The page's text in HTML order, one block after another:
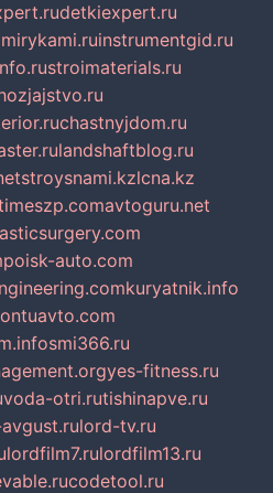
detkiexpert.ru
instrumentgid.ru
stroimaterials.ru
chastnyjdom.ru
landshaftblog.ru
stroysnami.kzlcna.kz
avtoguru.net
poisk-auto.com
kuryatnik.info
smi366.ru
yes-fitness.ru
voda-otri.rutishinapve.ru
lord-tv.ru
lordfilm7.rulordfilm13.ru
codetool.ru